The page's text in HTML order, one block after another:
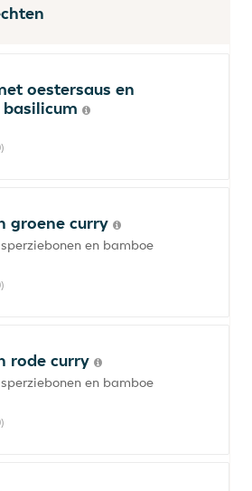
oestersaus en
groene curry
en bamboe
rode curry
en bamboe